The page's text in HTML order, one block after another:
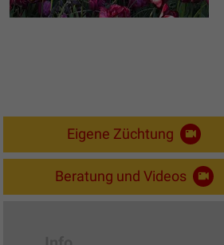
Eigene Züchtung
Beratung und Videos